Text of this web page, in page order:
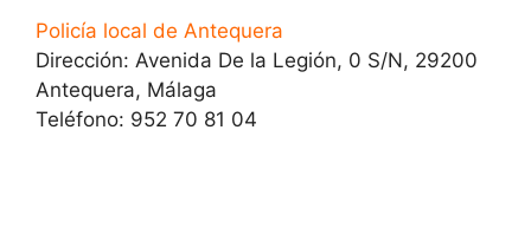
Policía local de Antequera
Dirección: Avenida De la Legión, 0 S/N, 29200
Antequera, Málaga
Teléfono: 952 70 81 04